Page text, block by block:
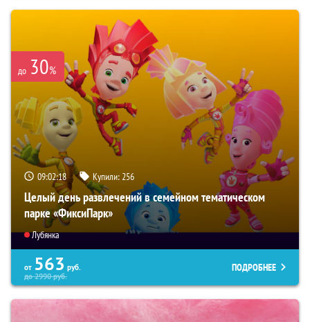
до 30%
09:02:16 Купили:256
Целый день развлечений в семейном тематическом
парке «ФиксиПарк»
Лубянка
от 563 руб.
до2990руб.
ПОДРОБНЕЕ